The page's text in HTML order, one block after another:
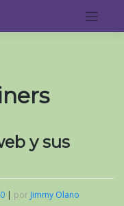
y sus
| por Jimmy Olano